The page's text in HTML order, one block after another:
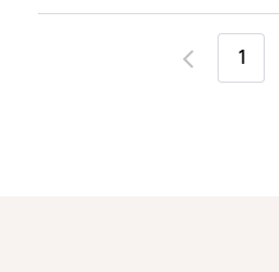
Go